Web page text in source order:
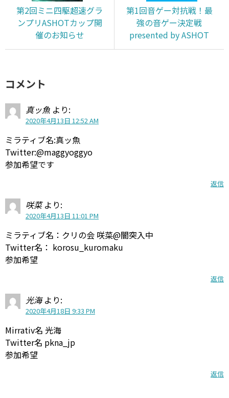
第2回ミニ四駆超速グラ
ンプリASHOTカップ開
催のお知らせ
第1回音ゲー対抗戦！最
強の音ゲー決定戦
presented by ASHOT
コメント
真ッ魚 より:
2020年4月13日 12:52 AM
ミラティブ名:真ッ魚
Twitter:@maggyoggyo
参加希望です
返信
咲菜 より:
2020年4月13日 11:01 PM
ミラティブ名：クリの会 咲菜@闇突入中
Twitter名： korosu_kuromaku
参加希望
返信
光海 より:
2020年4月18日 9:33 PM
Mirrativ名 光海
Twitter名 pkna_jp
参加希望
返信